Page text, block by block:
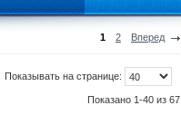
1 2 Вперед
Показывать на странице:
Показано 1-40 из 67